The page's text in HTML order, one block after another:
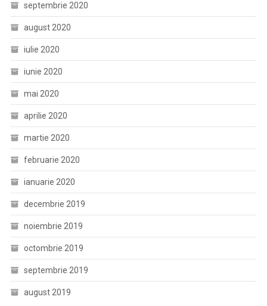
septembrie 2020
august 2020
iulie 2020
iunie 2020
mai 2020
aprilie 2020
martie 2020
februarie 2020
ianuarie 2020
decembrie 2019
noiembrie 2019
octombrie 2019
septembrie 2019
august 2019